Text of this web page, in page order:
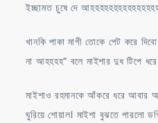
ইচ্ছামত চুষে দে
খানকি পাকা মাগী তোকে পেট করে
না আহহহহ” বলে মাইশার দুধ টিপে
মাইশাও রহমানকে আঁকরে ধরে আবার
ঘুরিয়ে শোয়াল। মাইশা বুঝতে পারলো